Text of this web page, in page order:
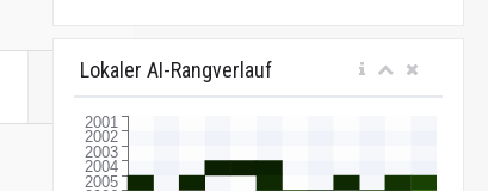
Lokaler AI-Rangverlauf